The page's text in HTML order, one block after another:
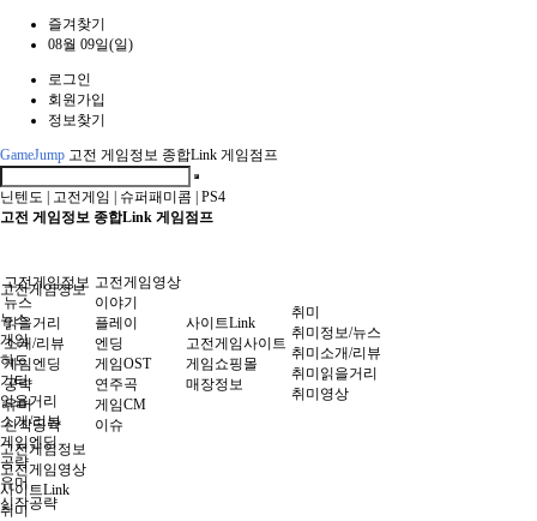
즐겨찾기
08월 09일(일)
로그인
회원가입
정보찾기
GameJump 고전 게임정보 종합Link 게임점프
닌텐도 고전게임 슈퍼패미콤
PS4
고전 게임정보 종합Link 게임점프
고전게임정보
뉴스
게임
하드
기타
읽을거리
소개/리뷰
게임엔딩
공략
유머
신작공략
고전게임정보
뉴스
읽을거리
소개/리뷰
게임엔딩
공략
유머
신작공략
고전게임영상
이야기
플레이
엔딩
게임OST
연주곡
게임CM
이슈
사이트Link
고전게임사이트
게임쇼핑몰
매장정보
취미
취미정보/뉴스
취미소개/리뷰
취미읽을거리
취미영상
고전게임정보
고전게임영상
사이트Link
취미